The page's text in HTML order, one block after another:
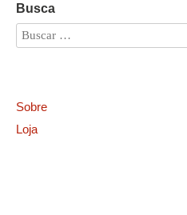
Busca
Sobre
Loja